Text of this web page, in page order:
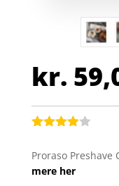
kr.
ud af 5
baseret
Proraso
mere her